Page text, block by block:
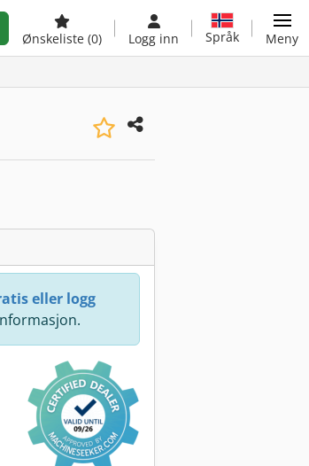
Ønskeliste (0) Logg inn Språk Meny
eller logg